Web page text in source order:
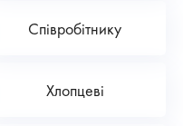
Співробітнику
Хлопцеві